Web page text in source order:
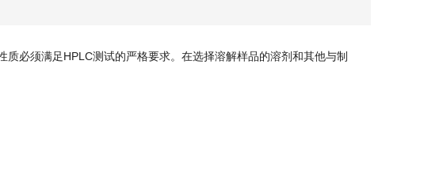
必须满足HPLC测试的严格要求。在选择溶解样品的溶剂和其他与制